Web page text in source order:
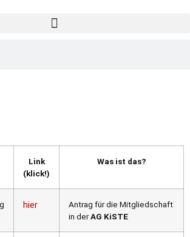
Link
(klick!)
Was ist das?
hier
Antrag für die Mitgliedschaft
in derAG KiSTE